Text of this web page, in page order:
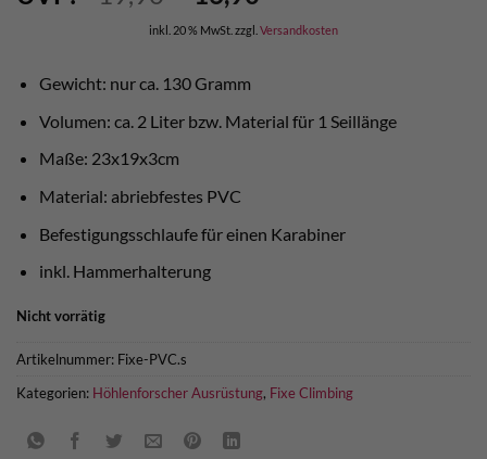
Preis
war:
€ 19,90
Preis
ist:
inkl. 20 % MwSt. zzgl. Versandkosten
Gewicht: nur ca. 130 Gramm
Volumen: ca. 2 Liter bzw. Material für 1 Seillänge
Maße: 23x19x3cm
Material: abriebfestes PVC
Befestigungsschlaufe für einen Karabiner
inkl. Hammerhalterung
Nicht vorrätig
Artikelnummer: Fixe-PVC.s
Kategorien: Höhlenforscher Ausrüstung, Fixe Climbing